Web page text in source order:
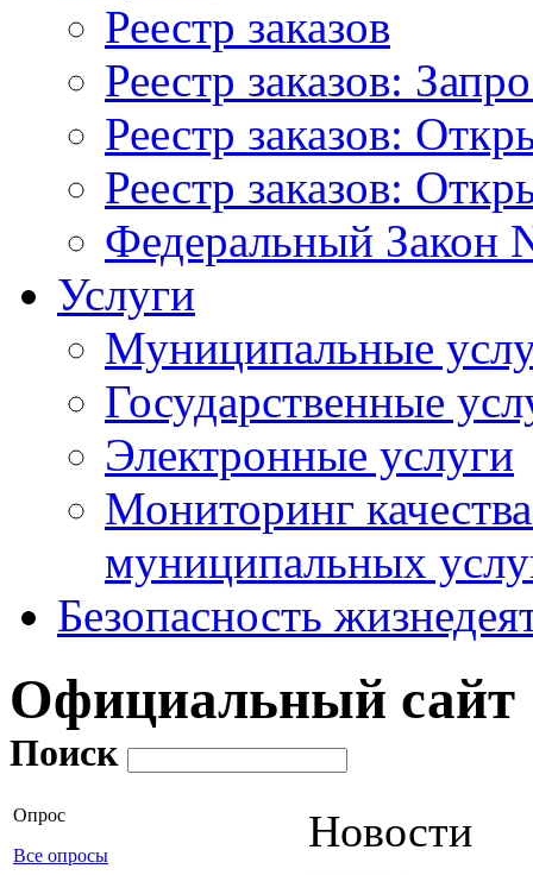
Реестр заказов
Реестр заказов:
Реестр заказов:
Реестр заказов:
Федеральный Закон
Услуги
Муниципальные
Государственные
Электронные услуги
Мониторинг
муниципальных
Безопасность
Официальный сайт
Поиск
Опрос
Все опросы
Новости